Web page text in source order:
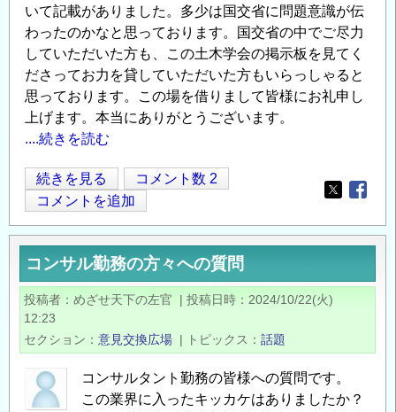
て
の
いて記載がありました。多少は国交省に問題意識が伝
わったのかなと思っております。国交省の中でご尽力
していただいた方も、この土木学会の掲示板を見てく
ださってお力を貸していただいた方もいらっしゃると
思っております。この場を借りまして皆様にお礼申し
上げます。本当にありがとうございます。
....続きを読む
【お
礼】
建
設
業
に
お
け
る
生
産
続きを見る
コメント数 2
コメントを追加
Opens in
コンサル勤務の方々への質問
投稿者 めざせ天下の左官 | 投稿日時
2024/10/22(火)
12:23
セクション
意見交換広場 | トピックス 話題
コンサルタント勤務の皆様への質問です。
この業界に入ったキッカケはありましたか？